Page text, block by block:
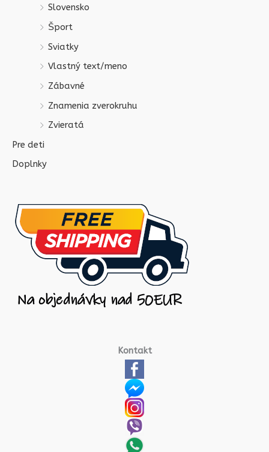
Slovensko
Šport
Sviatky
Vlastný text/meno
Zábavné
Znamenia zverokruhu
Zvieratá
Pre deti
Doplnky
Kontakt